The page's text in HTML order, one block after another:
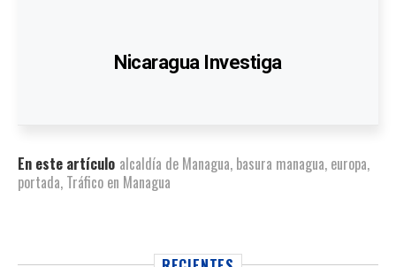
Nicaragua Investiga
En este artículo alcaldía de Managua, basura managua, europa,
portada, Tráfico en Managua